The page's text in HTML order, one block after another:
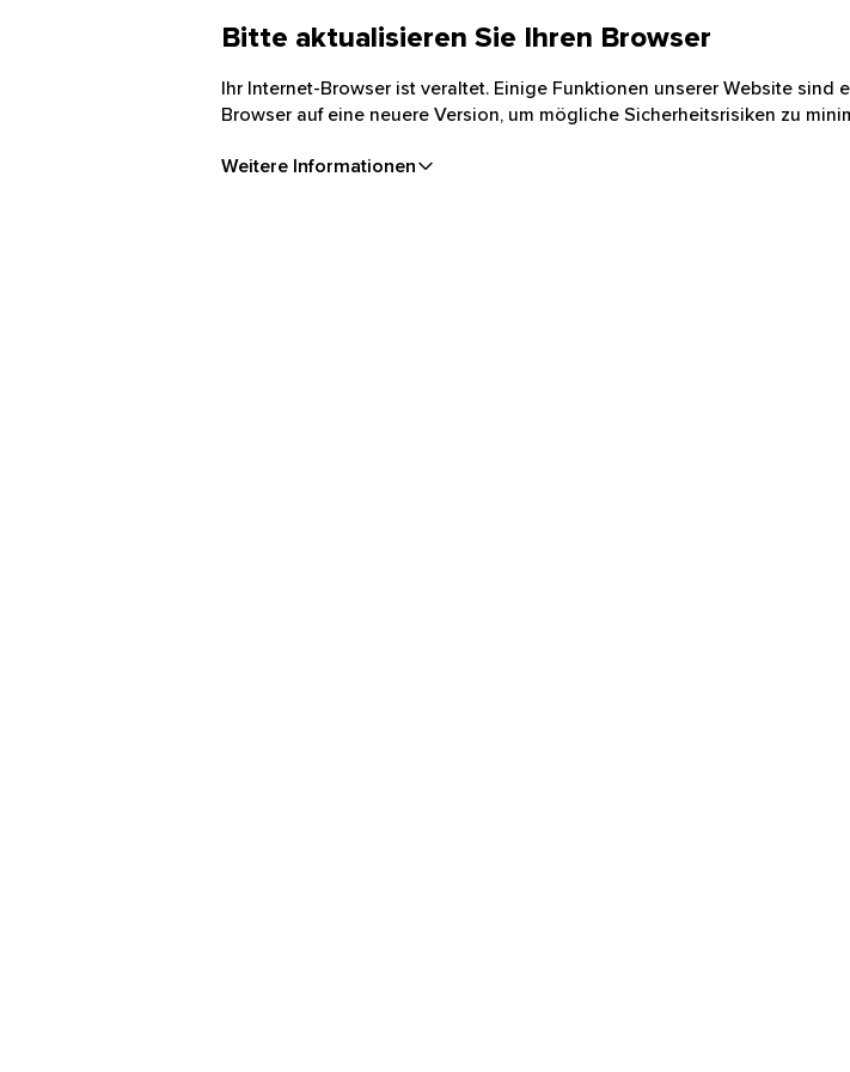
Bitte aktualisieren Sie Ihren Browser
Ihr Internet-Browser ist veraltet. Einige Funktionen unserer Website
Browser auf eine neuere Version, um mögliche Sicherheitsrisiken zu
Weitere Informationen